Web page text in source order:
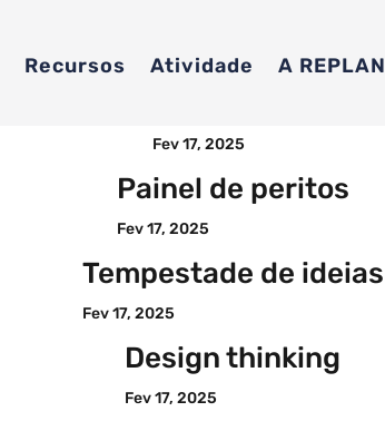
Recursos Atividade A REPLAN
Fev 17, 2025
Painel de peritos
Fev 17, 2025
Tempestade de ideias
Fev 17, 2025
Design thinking
Fev 17, 2025